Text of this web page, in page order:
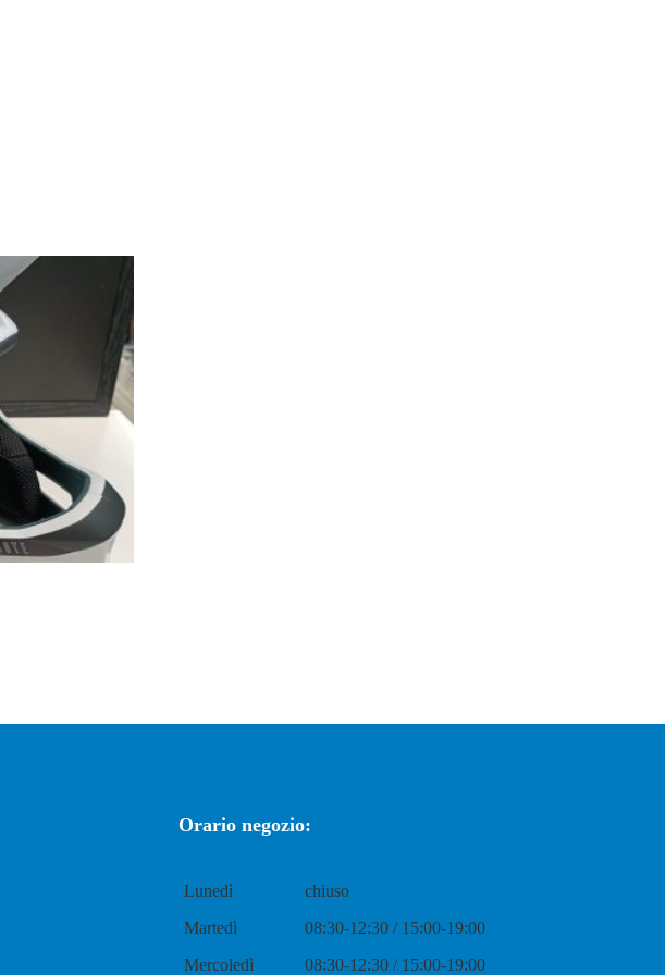
Orario negozio:
Lunedì
chiuso
Martedì
08:30-12:30 / 15:00-19:00
Mercoledì
08:30-12:30 / 15:00-19:00